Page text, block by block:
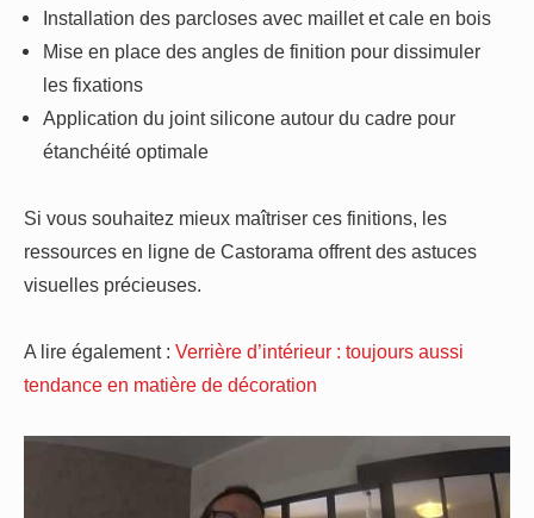
Installation des parcloses avec maillet et cale en bois
Mise en place des angles de finition pour dissimuler
les fixations
Application du joint silicone autour du cadre pour
étanchéité optimale
Si vous souhaitez mieux maîtriser ces finitions, les
ressources en ligne de Castorama offrent des astuces
visuelles précieuses.
A lire également : Verrière d’intérieur : toujours aussi
tendance en matière de décoration